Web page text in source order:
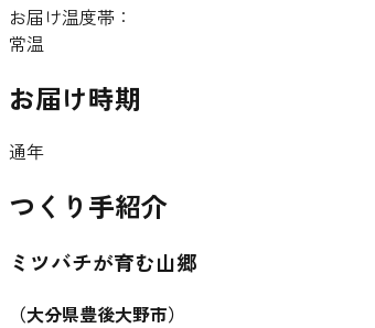
お届け温度帯：
常温
お届け時期
通年
つくり手紹介
ミツバチが育む山郷
（大分県豊後大野市）